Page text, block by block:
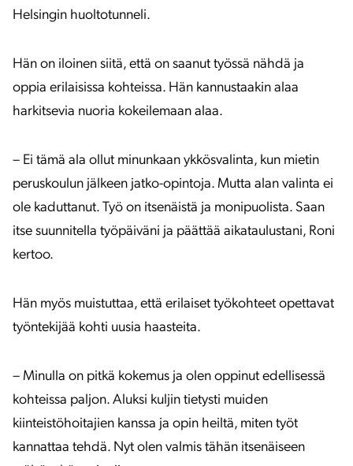
Helsingin huoltotunneli.
Hän on iloinen siitä, että on saanut työssä nähdä ja
oppia erilaisissa kohteissa. Hän kannustaakin alaa
harkitsevia nuoria kokeilemaan alaa.
– Ei tämä ala ollut minunkaan ykkösvalinta, kun mietin
peruskoulun jälkeen jatko-opintoja. Mutta alan valinta ei
ole kaduttanut. Työ on itsenäistä ja monipuolista. Saan
itse suunnitella työpäiväni ja päättää aikataulustani, Roni
kertoo.
Hän myös muistuttaa, että erilaiset työkohteet opettavat
työntekijää kohti uusia haasteita.
– Minulla on pitkä kokemus ja olen oppinut edellisessä
kohteissa paljon. Aluksi kuljin tietysti muiden
kiinteistöhoitajien kanssa ja opin heiltä, miten työt
kannattaa tehdä. Nyt olen valmis tähän itsenäiseen